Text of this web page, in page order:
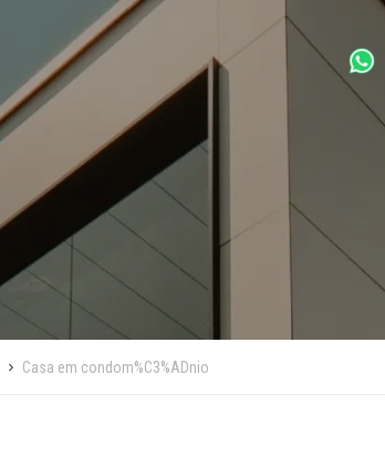
Casa em condom%C3%ADnio